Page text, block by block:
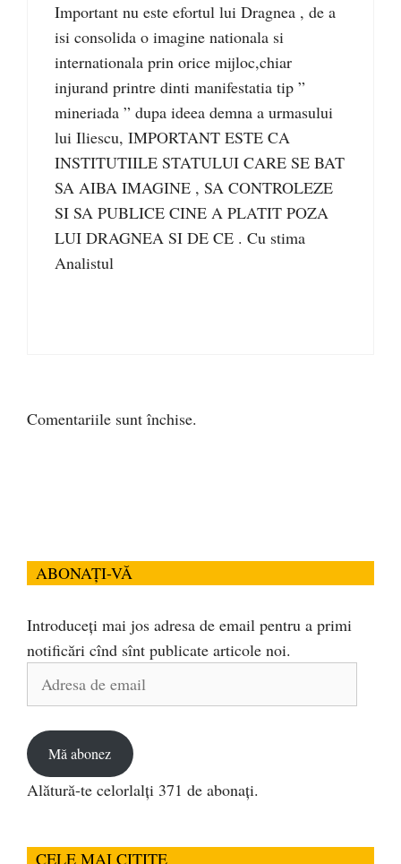
Important nu este efortul lui Dragnea , de a
isi consolida o imagine nationala si
internationala prin orice mijloc,chiar
injurand printre dinti manifestatia tip ”
mineriada ” dupa ideea demna a urmasului
lui Iliescu, IMPORTANT ESTE CA
INSTITUTIILE STATULUI CARE SE BAT
SA AIBA IMAGINE , SA CONTROLEZE
SI SA PUBLICE CINE A PLATIT POZA
LUI DRAGNEA SI DE CE . Cu stima
Analistul
Comentariile sunt închise.
ABONAȚI-VĂ
Introduceți mai jos adresa de email pentru a primi
notificări cînd sînt publicate articole noi.
Adresa
Mă abonez
Alătură-te celorlalți 371 de abonați.
CELE MAI CITITE